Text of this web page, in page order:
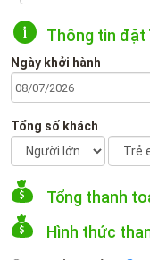
Thông tin đặt
Ngày khởi hành
Tổng số khách
Tổng thanh
Hình thức